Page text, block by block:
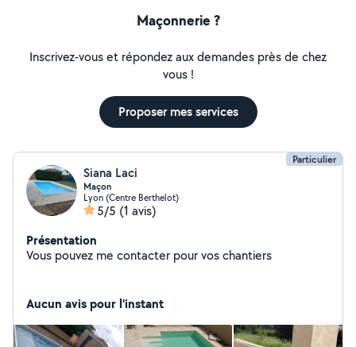
Maçonnerie ?
Inscrivez-vous et répondez aux demandes près de chez
vous !
Proposer mes services
Particulier
Siana Laci
Maçon
Lyon (Centre Berthelot)
5/5 (1 avis)
Présentation
Vous pouvez me contacter pour vos chantiers
Aucun avis pour l'instant